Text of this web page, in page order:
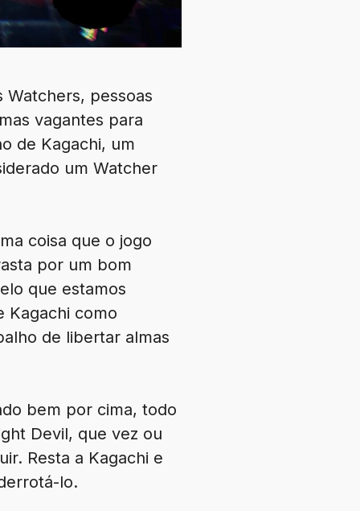
Watchers, pessoas
vagantes para
de Kagachi, um
um Watcher
coisa que o jogo
por um bom
que estamos
Kagachi como
de libertar almas
bem por cima, todo
Devil, que vez ou
Resta a Kagachi e
lo.